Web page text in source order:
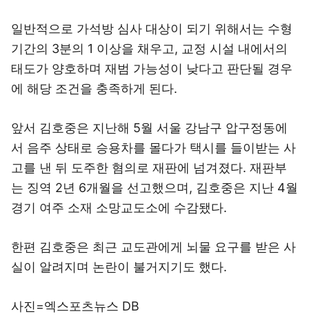
일반적으로 가석방 심사 대상이 되기 위해서는 수형
기간의 3분의 1 이상을 채우고, 교정 시설 내에서의
태도가 양호하며 재범 가능성이 낮다고 판단될 경우
에 해당 조건을 충족하게 된다.
앞서 김호중은 지난해 5월 서울 강남구 압구정동에
서 음주 상태로 승용차를 몰다가 택시를 들이받는 사
고를 낸 뒤 도주한 혐의로 재판에 넘겨졌다. 재판부
는 징역 2년 6개월을 선고했으며, 김호중은 지난 4월
경기 여주 소재 소망교도소에 수감됐다.
한편 김호중은 최근 교도관에게 뇌물 요구를 받은 사
실이 알려지며 논란이 불거지기도 했다.
사진=엑스포츠뉴스 DB